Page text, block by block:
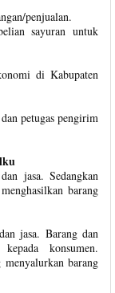
penjualan.
sayuran untuk
di Kabupaten
petugas pengirim
jasa. Sedangkan
barang
jasa. Barang dan
konsumen.
barang